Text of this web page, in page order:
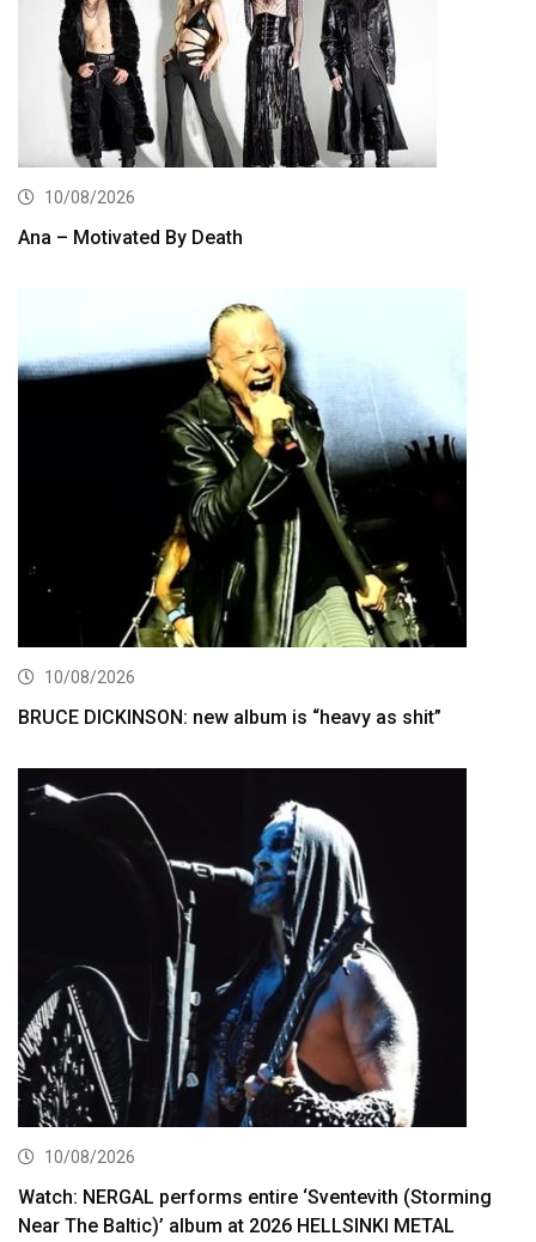
10/08/2026
Ana – Motivated By Death
10/08/2026
BRUCE DICKINSON: new album is “heavy as shit”
10/08/2026
Watch: NERGAL performs entire ‘Sventevith (Storming
Near The Baltic)’ album at 2026 HELLSINKI METAL